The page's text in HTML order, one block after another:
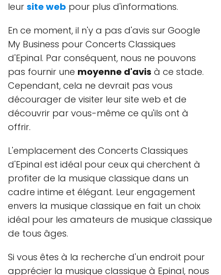
leur site web pour plus d'informations.
En ce moment, il n'y a pas d'avis sur Google
My Business pour Concerts Classiques
d'Epinal. Par conséquent, nous ne pouvons
pas fournir une moyenne d'avis à ce stade.
Cependant, cela ne devrait pas vous
décourager de visiter leur site web et de
découvrir par vous-même ce qu'ils ont à
offrir.
L'emplacement des Concerts Classiques
d'Epinal est idéal pour ceux qui cherchent à
profiter de la musique classique dans un
cadre intime et élégant. Leur engagement
envers la musique classique en fait un choix
idéal pour les amateurs de musique classique
de tous âges.
Si vous êtes à la recherche d'un endroit pour
apprécier la musique classique à Epinal, nous